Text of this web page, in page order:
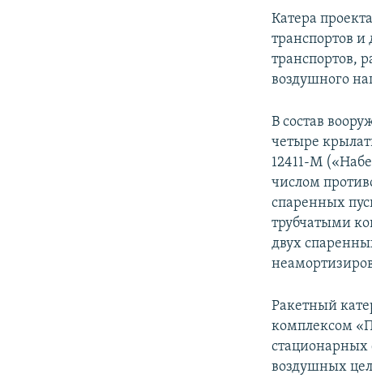
Катера
транспортов
транспортов,
воздушного
В состав
четыре
12411-М
числом
спаренных
трубчатыми
двух
Ракетный
комплексом
стационарных
воздушных